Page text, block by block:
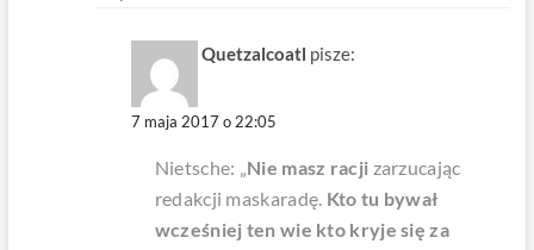
Quetzalcoatl pisze:
7 maja 2017 o 22:05
Nietsche: „Nie masz racji zarzucając
redakcji maskaradę. Kto tu bywał
wcześniej ten wie kto kryje się za